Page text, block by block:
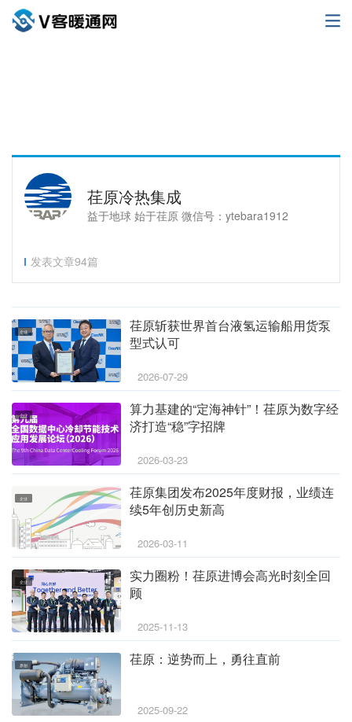
荏原冷热集成
益于地球 始于荏原 微信号：ytebara1912
发表文章94篇
企业
荏原斩获世界首台液氢运输船用货泵
型式认可
2026-07-29
企业
算力基建的“定海神针”！荏原为数字经
济打造“稳”字招牌
2026-03-23
企业
荏原集团发布2025年度财报，业绩连
续5年创历史新高
2026-03-11
企业
实力圈粉！荏原进博会高光时刻全回
顾
2025-11-13
原创 荏原：逆势而上，勇往直前
2025-09-22